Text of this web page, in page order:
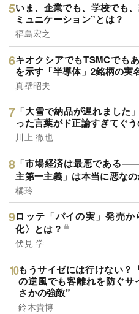
いま、企業でも、学校でも
ミュニケーション”とは？
福島宏之
キオクシアでもTSMCでも
を示す「半導体」2銘柄の実
真壁昭夫
「大雪で納品が遅れました
った言葉がド正論すぎてぐ
川上 徹也
「市場経済は最悪である
主第一主義」は本当に悪なの
橘玲
ロッテ「パイの実」発売
化〉とは？
伏見 学
もうサイゼには行けない？
の逆風でも客離れを防ぐサ
さかの強敵”
鈴木貴博